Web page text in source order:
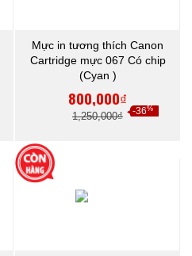
Mực in tương thích Canon
Cartridge mực 067 Có chip
(Cyan )
800,000₫
1,250,000₫ -36%